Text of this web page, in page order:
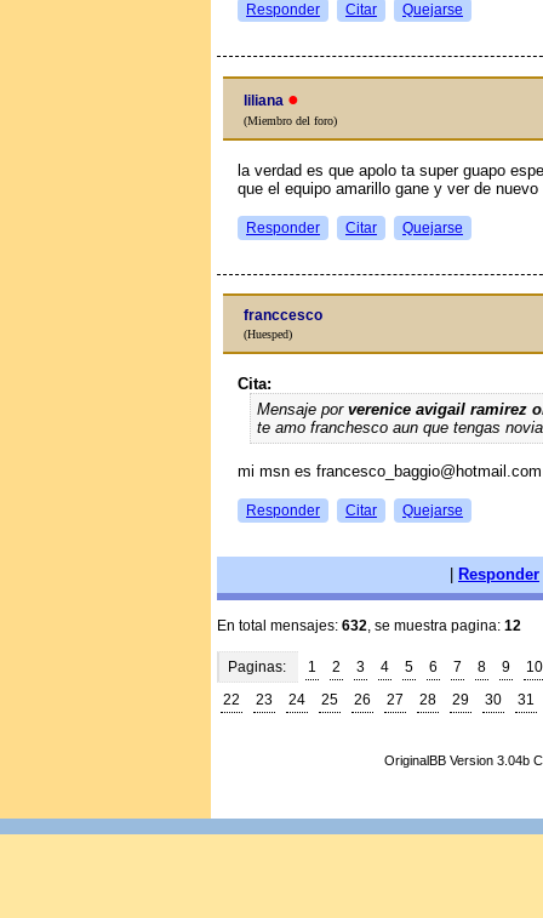
Responder Citar Quejarse
liliana ●
(Miembro del foro)
la verdad es que apolo ta super guapo
que el equipo amarillo gane y ver de
Responder Citar Quejarse
franccesco
(Huesped)
Cita:
Mensaje por verenice avigail ramirez
te amo franchesco aun que tengas novia
mi msn es
Responder Citar Quejarse
Responder
En total mensajes: 632, se muestra pagina: 12
Paginas: 1 2 3 4 5 6 7 8 9
10
22
23 24 25 26 27 28 29 30 31
OriginalBB Version 3.04b